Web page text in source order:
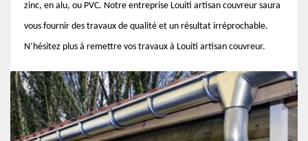
zinc, en alu, ou PVC. Notre entreprise Louiti artisan couvreur saura
vous fournir des travaux de qualité et un résultat irréprochable.
N’hésitez plus à remettre vos travaux à Louiti artisan couvreur.